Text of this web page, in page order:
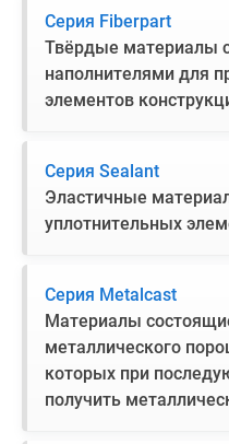
Серия Fiberpart
Твёрдые материалы
наполнителями для
элементов
Серия Sealant
Эластичные
уплотнительных
Серия Metalcast
Материалы
металлического
которых при
получить